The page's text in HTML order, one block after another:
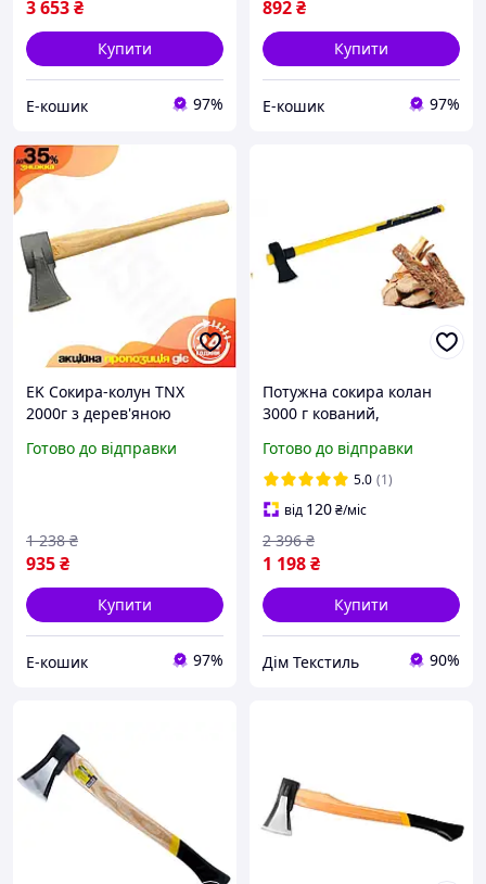
3 653₴
Купити
Е-кошик 97%
892₴
Купити
Е-кошик 97%
EK Сокира-колун TNX
2000г з дерев'яною
600мм для колки дров та
Готово до відправки
935₴
1 238 ₴
Купити
Е-кошик 97%
Потужна сокира колан
3000 г кований,
колення дров і колод зі
зручною фібергласовою
ручкою
Готово до відправки
5.0 (1)
від 120₴/міс
1 198₴
2 396 ₴
Купити
Дім Текстиль 90%